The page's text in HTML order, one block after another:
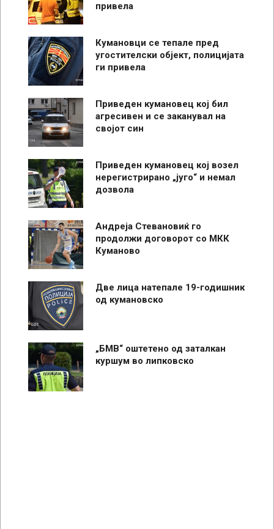
привела
Кумановци се тепале пред
угостителски објект, полицијата
ги привела
Приведен кумановец кој бил
агресивен и се заканувал на
својот син
Приведен кумановец кој возел
нерегистрирано „југо“ и немал
дозвола
Андреја Стевановиќ го
продолжи договорот со МКК
Куманово
Две лица натепале 19-годишник
од кумановско
„БМВ“ оштетено од заталкан
куршум во липковско